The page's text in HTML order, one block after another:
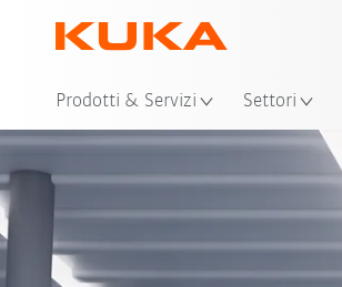
Prodotti & Servizi Settori